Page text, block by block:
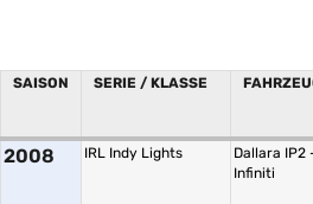
SAISON SERIE / KLASSE
2008 IRL Indy Lights
Dallara IP2
Infiniti